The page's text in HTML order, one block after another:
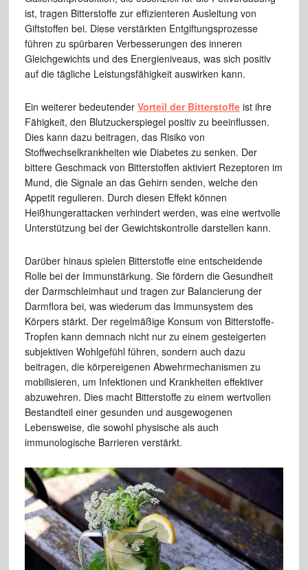
ist, tragen Bitterstoffe zur effizienteren Ausleitung von
Giftstoffen bei. Diese verstärkten Entgiftungsprozesse
führen zu spürbaren Verbesserungen des inneren
Gleichgewichts und des Energieniveaus, was sich positiv
auf die tägliche Leistungsfähigkeit auswirken kann.
Ein weiterer bedeutender Vorteil der Bitterstoffeist ihre
Fähigkeit, den Blutzuckerspiegel positiv zu beeinflussen.
Dies kann dazu beitragen, das Risiko von
Stoffwechselkrankheiten wie Diabetes zu senken. Der
bittere Geschmack von Bitterstoffen aktiviert Rezeptoren im
Mund, die Signale an das Gehirn senden, welche den
Appetit regulieren. Durch diesen Effekt können
Heißhungerattacken verhindert werden, was eine wertvolle
Unterstützung bei der Gewichtskontrolle darstellen kann.
Darüber hinaus spielen Bitterstoffe eine entscheidende
Rolle bei der Immunstärkung. Sie fördern die Gesundheit
der Darmschleimhaut und tragen zur Balancierung der
Darmflora bei, was wiederum das Immunsystem des
Körpers stärkt. Der regelmäßige Konsum von Bitterstoffe-
Tropfen kann demnach nicht nur zu einem gesteigerten
subjektiven Wohlgefühl führen, sondern auch dazu
beitragen, die körpereigenen Abwehrmechanismen zu
mobilisieren, um Infektionen und Krankheiten effektiver
abzuwehren. Dies macht Bitterstoffe zu einem wertvollen
Bestandteil einer gesunden und ausgewogenen
Lebensweise, die sowohl physische als auch
immunologische Barrieren verstärkt.